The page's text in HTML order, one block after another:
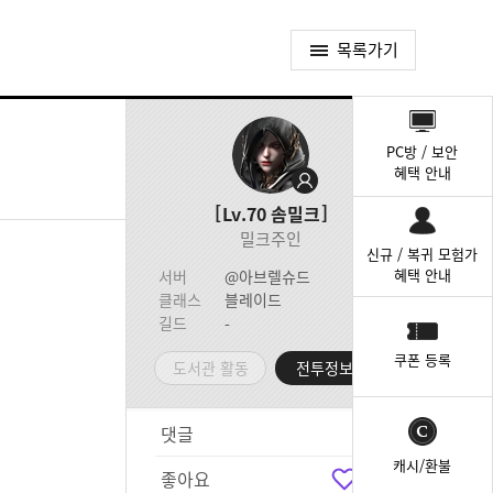
목록가기
Lv.70솜밀크
밀크주인
서버
@아브렐슈드
클래스
블레이드
길드
-
도서관 활동 전투정보실
댓글
좋아요
PC방 / 보안
혜택 안내
신규 / 복귀 모험가
혜택 안내
쿠폰 등록
캐시/환불